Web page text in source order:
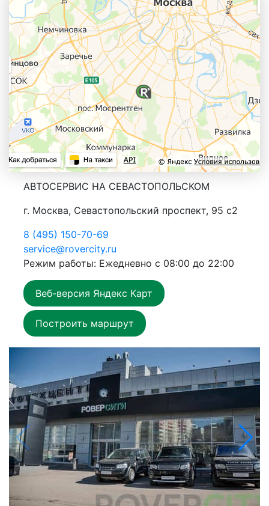
АВТОСЕРВИС НА СЕВАСТОПОЛЬСКОМ
г. Москва, Севастопольский проспект, 95 с2
8 (495) 150-70-69
service@rovercity.ru
Режим работы: Ежедневно с 08:00 до 22:00
Веб-версия Яндекс Карт
Построить маршрут